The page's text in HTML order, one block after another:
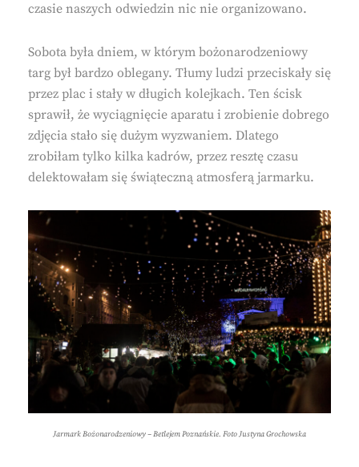
czasie naszych odwiedzin nic nie organizowano.
Sobota była dniem, w którym bożonarodzeniowy
targ był bardzo oblegany. Tłumy ludzi przeciskały się
przez plac i stały w długich kolejkach. Ten ścisk
sprawił, że wyciągnięcie aparatu i zrobienie dobrego
zdjęcia stało się dużym wyzwaniem. Dlatego
zrobiłam tylko kilka kadrów, przez resztę czasu
delektowałam się świąteczną atmosferą jarmarku.
Jarmark Bożonarodzeniowy – Betlejem Poznańskie. Foto Justyna Grochowska